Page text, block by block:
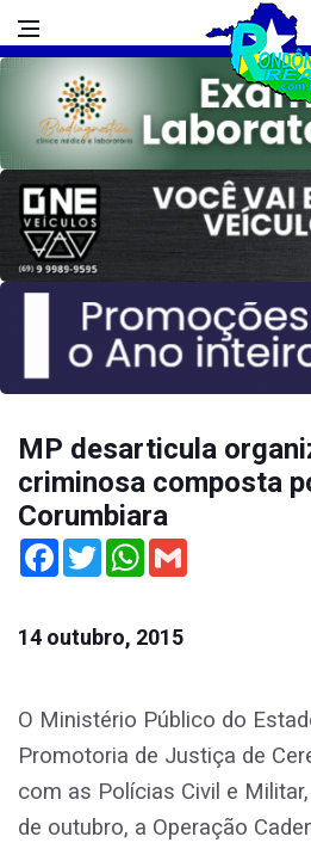
MP desarticula
criminosa composta
Corumbiara
Facebook
TwitterWhatsApp
14 outubro, 2015
O Ministério Público do
Promotoria de Justiça de
com as Polícias Civil e
de outubro, a Operação